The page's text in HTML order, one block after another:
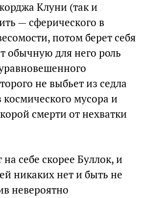
Клуни (так и
— сферического в
потом берет себя
обычную для него роль
не выбьет из седла
мусора и
смерти от нехватки
себе скорее Буллок, и
никаких нет и быть не
невероятно